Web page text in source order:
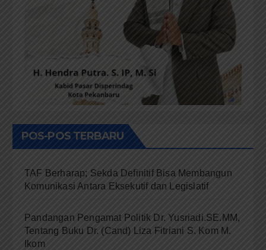
POS-POS TERBARU
TAF Berharap; Sekda Definitif Bisa Membangun
Komunikasi Antara Eksekutif dan Legislatif
Pandangan Pengamat Politik Dr. Yusriadi.SE.MM,
Tentang Buku Dr. (Cand) Liza Fitriani S. Kom M.
Ikom